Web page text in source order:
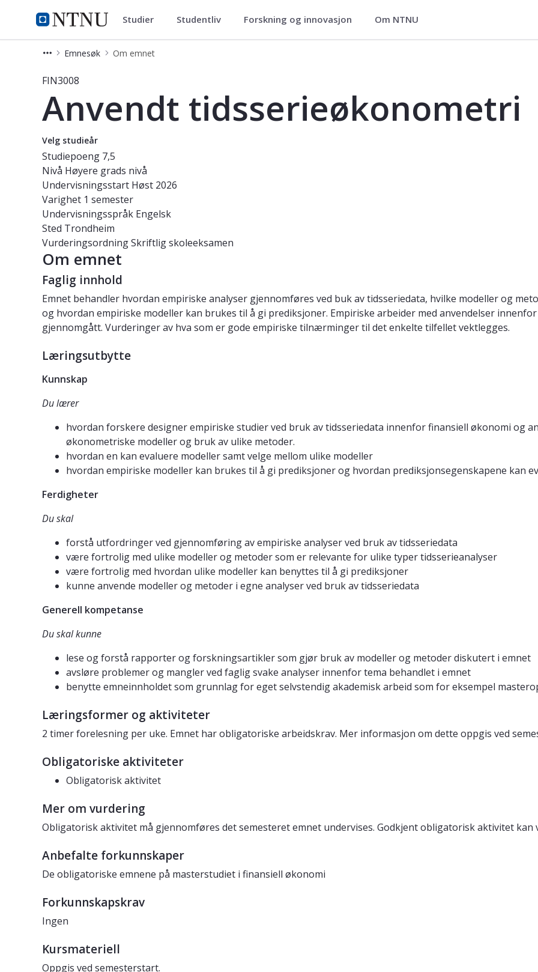
NTNU Hjemmeside
Studier Studier Studentliv Forskning og innovasjon Om NTNU
Emnesøk Om emnet
Emne - Anvendt tidsserieøkonometri - FIN3008
FIN3008
Anvendt tidsserieøkonometri
Velg studieår
Studiepoeng 7,5
Nivå Høyere grads nivå
Undervisningsstart Høst 2026
Varighet 1 semester
Undervisningsspråk Engelsk
Sted Trondheim
VurderingsordningSkriftlig skoleeksamen
Om emnet
Faglig innhold
Emnet behandler hvordan empiriske analyser gjennomføres ved buk av tidsseriedata, hvilke modeller og
og hvordan empiriske modeller kan brukes til å gi prediksjoner. Empiriske arbeider med anvendelser
gjennomgått. Vurderinger av hva som er gode empiriske tilnærminger til det enkelte tilfellet vektlegges.
Læringsutbytte
Kunnskap
Du lærer
hvordan forskere designer empiriske studier ved bruk av tidsseriedata innenfor finansiell økonomi og
økonometriske modeller og bruk av ulike metoder.
hvordan en kan evaluere modeller samt velge mellom ulike modeller
hvordan empiriske modeller kan brukes til å gi prediksjoner og hvordan prediksjonsegenskapene kan
Ferdigheter
Du skal
forstå utfordringer ved gjennomføring av empiriske analyser ved bruk av tidsseriedata
være fortrolig med ulike modeller og metoder som er relevante for ulike typer tidsserieanalyser
være fortrolig med hvordan ulike modeller kan benyttes til å gi prediksjoner
kunne anvende modeller og metoder i egne analyser ved bruk av tidsseriedata
Generell kompetanse
Du skal kunne
lese og forstå rapporter og forskningsartikler som gjør bruk av modeller og metoder diskutert i emnet
avsløre problemer og mangler ved faglig svake analyser innenfor tema behandlet i emnet
benytte emneinnholdet som grunnlag for eget selvstendig akademisk arbeid som for eksempel
Læringsformer og aktiviteter
2 timer forelesning per uke. Emnet har obligatoriske arbeidskrav. Mer informasjon om dette oppgis ved
Obligatoriske aktiviteter
Obligatorisk aktivitet
Mer om vurdering
Obligatorisk aktivitet må gjennomføres det semesteret emnet undervises. Godkjent obligatorisk aktivitet kan
Anbefalte forkunnskaper
De obligatoriske emnene på masterstudiet i finansiell økonomi
Forkunnskapskrav
Ingen
Kursmateriell
Oppgis ved semesterstart.